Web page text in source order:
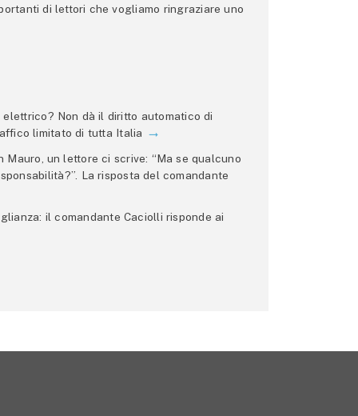
di lettori che vogliamo ringraziare uno
Non dà il diritto automatico di
limitato di tutta Italia
Mauro, un lettore ci scrive: “Ma se qualcuno
La risposta del comandante
il comandante Caciolli risponde ai